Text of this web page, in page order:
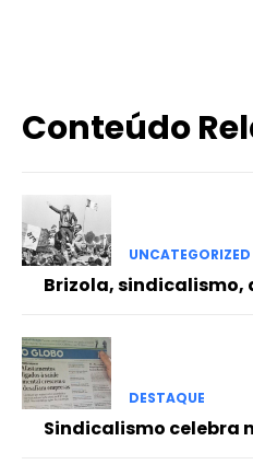
Conteúdo
UNCATEGORIZED
Brizola, sindicalismo,
DESTAQUE
Sindicalismo celebra